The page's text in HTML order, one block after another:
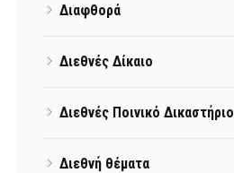
Διαφθορά
Διεθνές Δίκαιο
Διεθνές Ποινικό Δικαστήριο
Διεθνή θέματα